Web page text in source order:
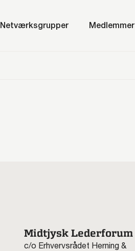
Netværksgrupper Medlemmer
Midtjysk Lederforum
c/o Erhvervsrådet Herning &